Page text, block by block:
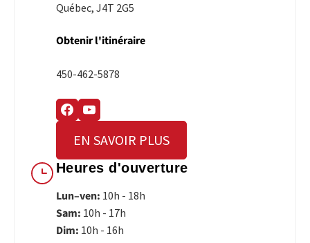
Québec, J4T 2G5
Obtenir l'itinéraire
450-462-5878
EN SAVOIR PLUS
Heures d'ouverture
Lun–ven: 10h - 18h
Sam: 10h - 17h
Dim: 10h - 16h